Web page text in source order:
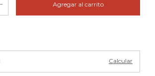
Calcular